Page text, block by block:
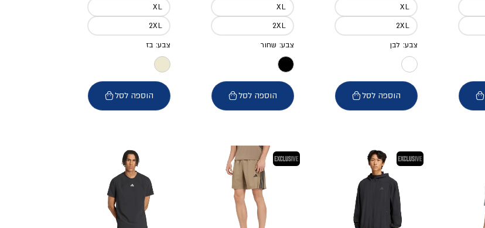
XL
2XL
צבע: לבן
הוספה לסל
XL
2XL
צבע: שחור
הוספה לסל
XL
2XL
צבע: בז
הוספה לסל
בלעדי בלעדי